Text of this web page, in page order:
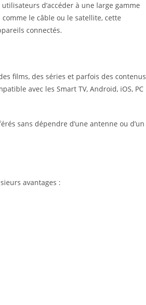
d’accéder à une large gamme
le câble ou le satellite, cette
connectés.
films, des séries et parfois des contenus
avec les Smart TV, Android, iOS, PC
sans dépendre d’une antenne ou d’un
avantages :